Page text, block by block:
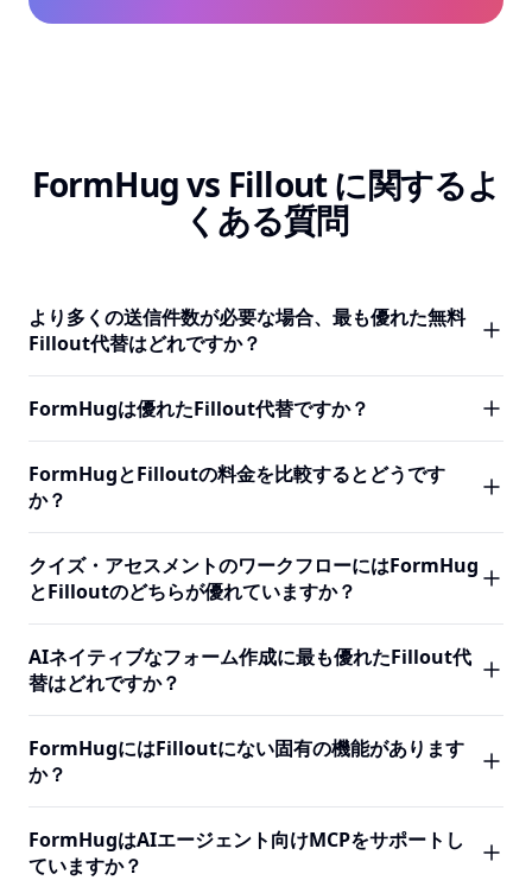
FormHug vs Fillout に関するよ
くある質問
より多くの送信件数が必要な場合、最も優れた無料
Fillout代替はどれですか？
— 月3,000件 vs 1,000件。有料プランでも差はさらに広が
ります。FormHugのProプランは月30,000件に対して
FilloutのProは5,000件です。Filloutの送信件数制限に達す
ることが多いチームには、FormHugが自然な次のステップ
です。
FormHugは優れたFillout代替ですか？
場合、より強力なクイズ/アセスメントエンジン、回答者セ
ルフサービス用公開照会、AIエージェント向けMCPサポー
トが必要な場合に優れています。FormHugは最初からAIネ
イティブとして設計されているのに対し、FilloutはAI生成
を後から追加しました。コアのフォーム作成は両方とも優
れているため、チームが実際に必要とする高度な機能によ
って選択が決まります。
FormHugとFilloutの料金を比較するとどうです
か？
が、Filloutのフリープランは1,000件が上限です。有料プラ
ンでは、FormHugのProプランが30,000件に対してFillout
は5,000件。Filloutのカスタムエンドページは有料プランが
必要ですが、FormHugは無料で利用可能。Filloutの
Businessプラン（月$75）は無制限送信を提供し、
FormHugにも無制限オプションがあります。購入前に各プ
ロダクトの料金ページで最新情報をご確認ください。
クイズ・アセスメントのワークフローにはFormHug
とFilloutのどちらが優れていますか？
います。完全なスコアリングエンジン・パーソナリティス
タイルのアセスメント・レーダーレポート・知識試験・証
明書生成を備えています。Filloutは基本的なクイズ機能を
提供しますが、スコアリング・結果アウトプット・認定に
おいてFormHugの深さには及びません。アセスメントがコ
アユースケースなら、FormHugが適しています。
AIネイティブなフォーム作成に最も優れたFillout代
替はどれですか？
フォーム生成・AI駆動の最適化・MCP経由のエージェント
制御がコア機能です。FilloutはAI生成を2024年に市場の需
要に応えて追加しました。どちらもAIでフォームを生成で
きますが、FormHugのAIカバレッジはより多くのフォーム
シナリオで幅広く深いです。
FormHugにはFilloutにない固有の機能があります
か？
果（試験スコア・競技ランキング・登録情報など）を照会
できる機能は、他の主要フォームビルダーにはありませ
FormHugはAIエージェント向けMCPをサポートし
ていますか？